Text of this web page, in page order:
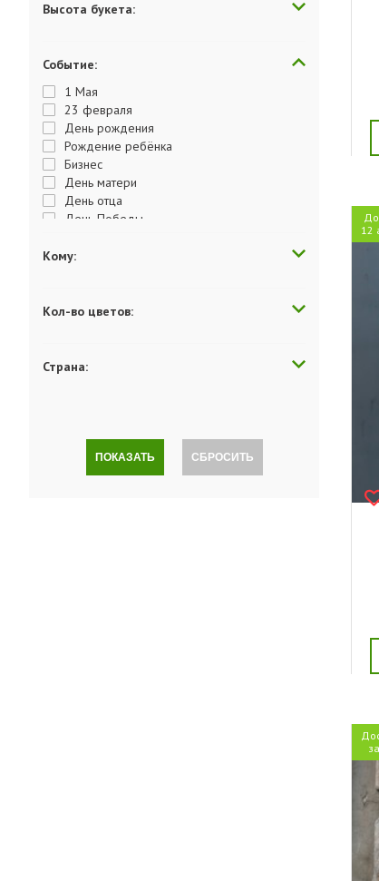
Высота букета:
Событие:
1 Мая
23 февраля
День рождения
Рождение ребёнка
Бизнес
День матери
День отца
День Победы
День учителя
Выздоравливай
Хэллоуин
Скучаю
Последний звонок
Прости меня
Кому:
Кол-во цветов:
Страна:
ПОКАЗАТЬ СБРОСИТЬ
12